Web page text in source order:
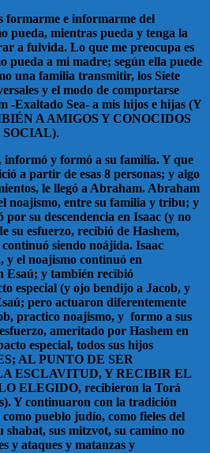
formarme e informarme del
pueda, mientras pueda y tenga la
a fulvida. Lo que me preocupa es
pueda a mi madre; según ella puede
una familia transmitir, los Siete
y el modo de comportarse
-Exaltado Sea- a mis hijos e hijas (Y
A AMIGOS Y CONOCIDOS
SOCIAL).
informó y formó a su familia. Y que
a partir de esas 8 personas; y algo
le llegó a Abraham. Abraham
noajismo, entre su familia y tribu; y
por su descendencia en Isaac (y no
su esfuerzo, recibió de Hashem,
siendo noájida. Isaac
y el noajismo continuó en
Esaú; y también recibió
especial (y ojo bendijo a Jacob, y
pero actuaron diferentemente
practico noajismo, y formo a sus
ameritado por Hashem en
especial, todos sus hijos
AL PUNTO DE SER
ESCLAVITUD, Y RECIBIR EL
ELEGIDO, recibieron la Torá
Y continuaron con la tradición
pueblo judío, como fieles del
shabat, sus mitzvot, su camino no
y ataques y matanzas y